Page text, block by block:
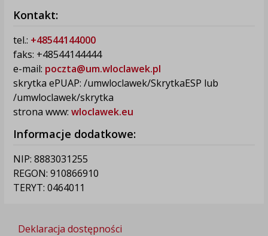
Kontakt:
tel.: +48544144000
faks: +48544144444
e-mail: poczta@um.wloclawek.pl
skrytka ePUAP: /umwloclawek/SkrytkaESP lub
/umwloclawek/skrytka
strona www: wloclawek.eu
Informacje dodatkowe:
NIP: 8883031255
REGON: 910866910
TERYT: 0464011
Deklaracja dostępności